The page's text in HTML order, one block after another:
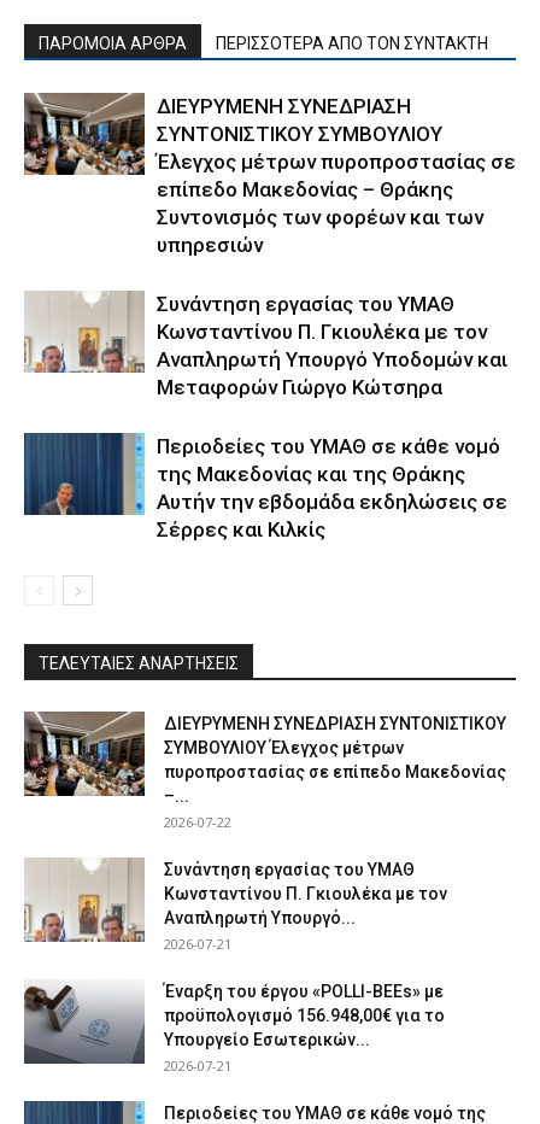
ΠΑΡΟΜΟΙΑ ΑΡΘΡΑ ΠΕΡΙΣΣΟΤΕΡΑ ΑΠΟ ΤΟΝ ΣΥΝΤΑΚΤΗ
ΔΙΕΥΡΥΜΕΝΗ ΣΥΝΕΔΡΙΑΣΗ
ΣΥΝΤΟΝΙΣΤΙΚΟΥ ΣΥΜΒΟΥΛΙΟΥ
Έλεγχος μέτρων πυροπροστασίας σε
επίπεδο Μακεδονίας – Θράκης
Συντονισμός των φορέων και των
υπηρεσιών
Συνάντηση εργασίας του ΥΜΑΘ
Κωνσταντίνου Π. Γκιουλέκα με τον
Αναπληρωτή Υπουργό Υποδομών και
Μεταφορών Γιώργο Κώτσηρα
Περιοδείες του ΥΜΑΘ σε κάθε νομό
της Μακεδονίας και της Θράκης
Αυτήν την εβδομάδα εκδηλώσεις σε
Σέρρες και Κιλκίς
ΤΕΛΕΥΤΑΙΕΣ ΑΝΑΡΤΗΣΕΙΣ
ΔΙΕΥΡΥΜΕΝΗ ΣΥΝΕΔΡΙΑΣΗ ΣΥΝΤΟΝΙΣΤΙΚΟΥ
ΣΥΜΒΟΥΛΙΟΥ Έλεγχος μέτρων
πυροπροστασίας σε επίπεδο Μακεδονίας
–...
2026-07-22
Συνάντηση εργασίας του ΥΜΑΘ
Κωνσταντίνου Π. Γκιουλέκα με τον
Αναπληρωτή Υπουργό...
2026-07-21
Έναρξη του έργου «POLLI-BEEs» με
προϋπολογισμό 156.948,00€ για το
Υπουργείο Εσωτερικών...
2026-07-21
Περιοδείες του ΥΜΑΘ σε κάθε νομό της